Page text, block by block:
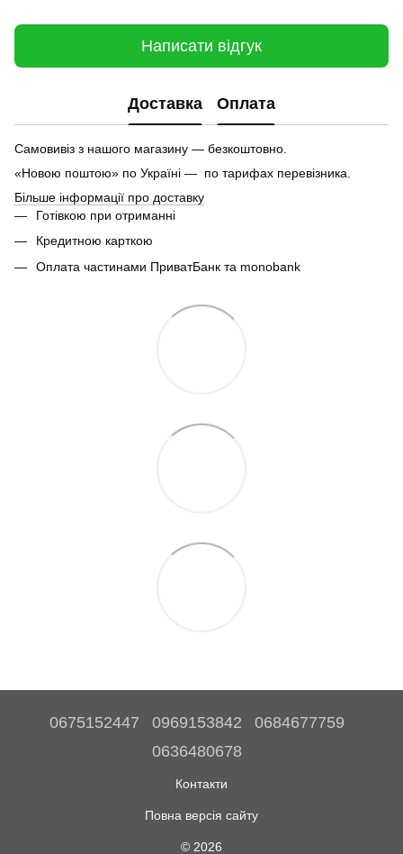
Написати відгук
Доставка Оплата
Самовивіз з нашого магазину — безкоштовно.
«Новою поштою» по Україні — по тарифах перевізника.
Більше інформації про доставку
Готівкою при отриманні
Кредитною карткою
Оплата частинами ПриватБанк та monobank
0675152447 0969153842
0684677759
0636480678
Контакти
Повна версія сайту
© 2026